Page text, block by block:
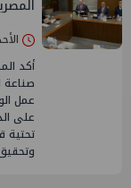
الأحد 19/يناير/
أكد
صناعة
عمل
على
تحتية